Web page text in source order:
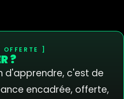
?
d'apprendre, c'est de
encadrée, offerte,